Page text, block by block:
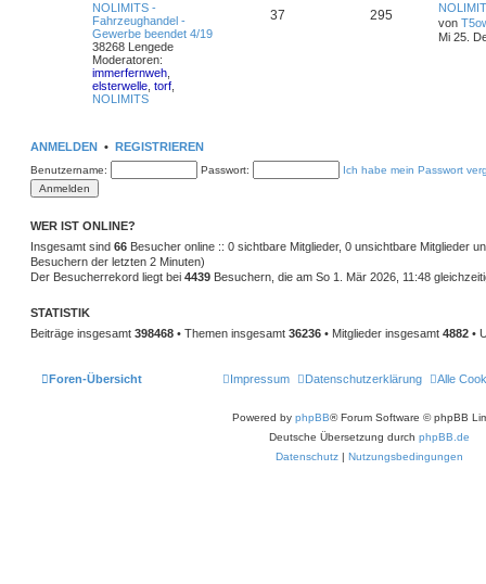
NOLIMITS -
Fahrzeughandel -
Gewerbe beendet 4/19
38268 Lengede
Moderatoren:
immerfernweh
elsterwelle torf
NOLIMITS
37 295
von
Mi 25.
ANMELDEN • REGISTRIEREN
Benutzername: Passwort: Ich habe mein Passwort
WER IST ONLINE?
Insgesamt sind 66 Besucher online :: 0 sichtbare Mitglieder, 0 unsichtbare Mitglieder
Besuchern der letzten 2 Minuten)
Der Besucherrekord liegt bei 4439 Besuchern, die am So 1. Mär 2026, 11:48
STATISTIK
Beiträge insgesamt 398468 • Themen insgesamt 36236 • Mitglieder insgesamt 4882 •
Foren-Übersicht Alle
Datenschutzerklärung
Impressum
Powered by phpBB® Forum Software © phpBB
Deutsche Übersetzung durch phpBB.de
Datenschutz | Nutzungsbedingungen